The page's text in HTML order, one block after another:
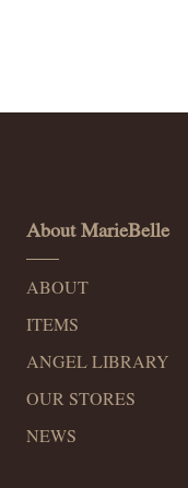
About MarieBelle
ABOUT
ITEMS
ANGEL LIBRARY
OUR STORES
NEWS